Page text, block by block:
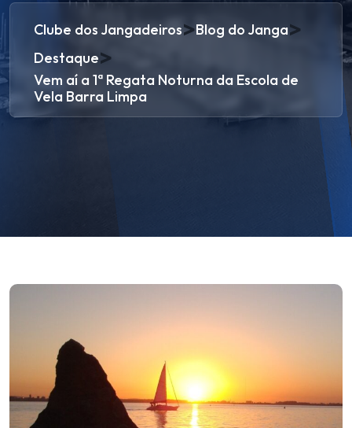
Clube dos Jangadeiros>Blog do Janga>
Destaque>
Vem aí a 1ª Regata Noturna da Escola de
Vela Barra Limpa